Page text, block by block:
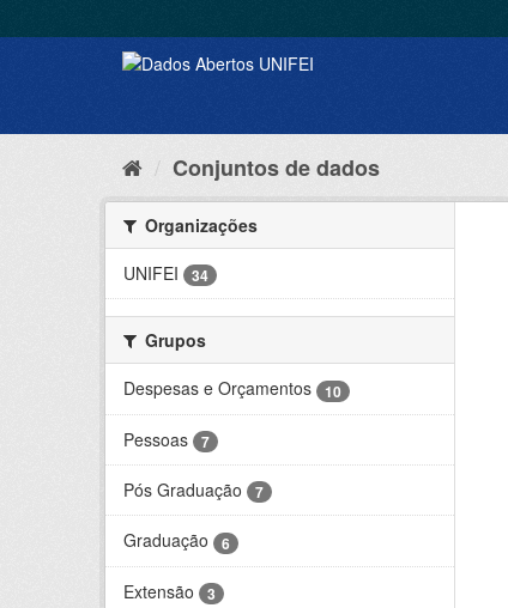
Conjuntos de dados
Organizações
UNIFEI
34
Grupos
Despesas e Orçamentos
10
Pessoas 7
Pós Graduação 7
Graduação 6
Extensão 3